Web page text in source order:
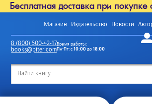
Бесплатная доставка при
Магазин Издательство Новости
8 (800) 500-42-17
books@piter.com
Время работы:
Пн-Пт: с10:00до18:00